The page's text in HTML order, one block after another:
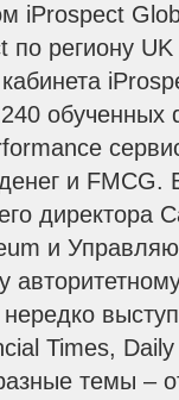
iProspect
по региону
обученных
и FMCG.
директора
и
Times,
темы –